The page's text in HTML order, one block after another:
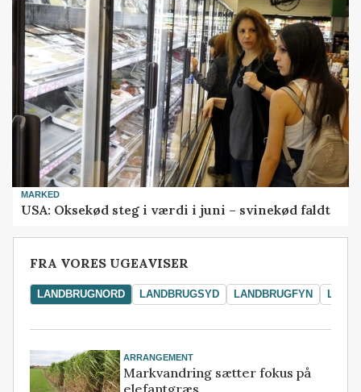
MARKED
USA: Oksekød steg i værdi i juni – svinekød faldt
FRA VORES UGEAVISER
LANDBRUGNORD LANDBRUGSYD LANDBRUGFYN
ARRANGEMENT
Markvandring sætter fokus på
elefantgræs